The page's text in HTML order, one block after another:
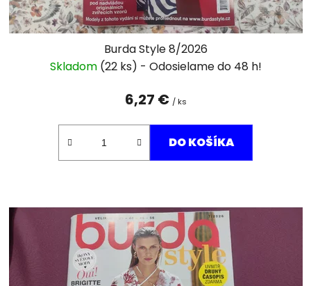
t
o
Burda Style 8/2026
Skladom (22 ks)
6,27 € / ks
DO KOŠÍKA